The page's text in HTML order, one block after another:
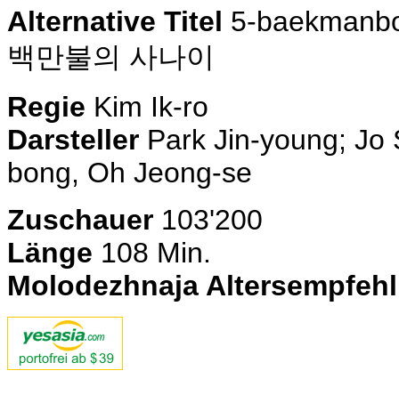
Alternative Titel 5-
백만불의 사나이
Regie Kim Ik-ro
Darsteller Park Jin-young; Jo
bong, Oh Jeong-se
Zuschauer 103'200
Länge 108 Min.
Molodezhnaja